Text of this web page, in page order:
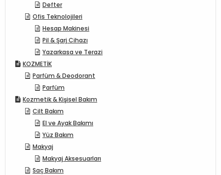
Defter
Ofis Teknolojileri
Hesap Makinesi
Pil & Şarj Cihazı
Yazarkasa ve Terazi
KOZMETİK
Parfüm & Deodorant
Parfüm
Kozmetik & Kişisel Bakım
Cilt Bakım
El ve Ayak Bakımı
Yüz Bakım
Makyaj
Makyaj Aksesuarları
Saç Bakım